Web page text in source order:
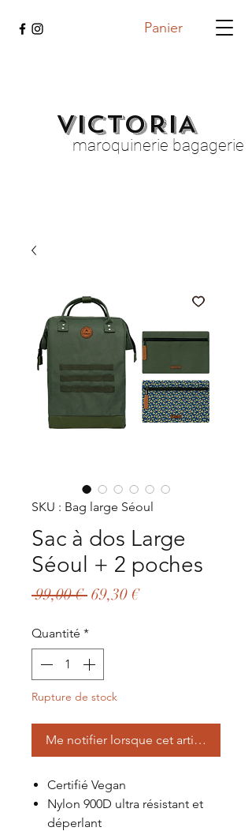
Panier
VICTORIA
maroquinerie bagagerie
SKU : Bag large Séoul
Sac à dos Large
Séoul + 2 poches
99,00 € Prix
69,30 €Prix
Quantité *
Rupture de stock
Me notifier lorsque cet article est
Certifié Vegan
Nylon 900D ultra résistant et
déperlant